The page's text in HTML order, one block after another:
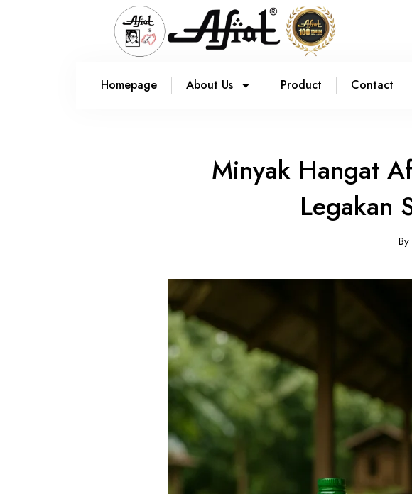
Homepage About Us Product Contact
Minyak Hangat
Legakan
By